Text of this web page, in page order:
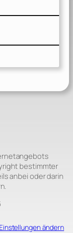
bestimmter
anbei oder darin
ändern